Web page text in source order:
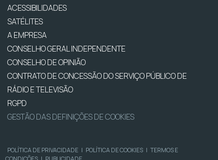
ACESSIBILIDADES
SATÉLITES
A EMPRESA
CONSELHO GERAL INDEPENDENTE
CONSELHO DE OPINIÃO
CONTRATO DE CONCESSÃO DO SERVIÇO PÚBLICO DE
RÁDIO E TELEVISÃO
RGPD
GESTÃO DAS DEFINIÇÕES DE COOKIES
POLÍTICA DE PRIVACIDADE | POLÍTICA DE COOKIES | TERMOS E